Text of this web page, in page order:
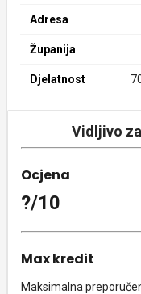
Adresa
Županija
Djelatnost
Vidljivo
Ocjena
?/10
Max kredit
Maksimalna